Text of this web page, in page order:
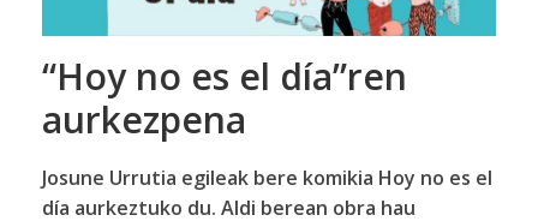
“Hoy no es el día”ren
aurkezpena
Josune Urrutia egileak bere komikia Hoy no es el
día aurkeztuko du. Aldi berean obra hau